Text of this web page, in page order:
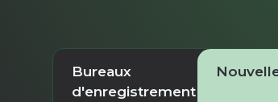
Bureaux
d'enregistrement